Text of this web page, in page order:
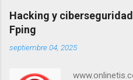
Hacking y
Fping
septiembre 04, 2025